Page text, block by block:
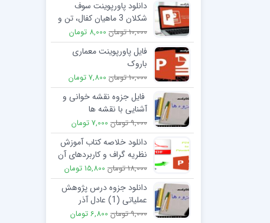
دانلود پاورپوینت سوف
شکلان 3 ماهیان کفال، تن و
نیزه ماهی
10,000 تومان 8,000 تومان
فایل پاورپوینت معماری
باروک
10,000 تومان 7,800 تومان
فایل جزوه نقشه خوانی و
آشنایی با نقشه ها
9,000 تومان 7,000 تومان
دانلود خلاصه کتاب آموزش
نظریه گراف و کاربردهای آن
18,000 تومان 15,800 تومان
دانلود جزوه درس پژوهش
عملیاتی (1) عادل آذر
9,000 تومان 6,800 تومان